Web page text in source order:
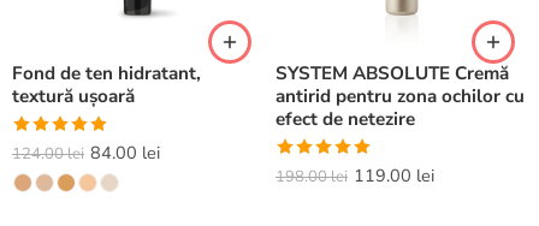
Fond de ten hidratant,
textură ușoară
Evaluat la
5.00din 5
124.00lei 84.00 lei
SYSTEM ABSOLUTE Cremă
antirid pentru zona ochilor cu
efect de netezire
Evaluat la
198.00lei 119.00 lei